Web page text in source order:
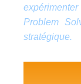
Problem
stratégique.